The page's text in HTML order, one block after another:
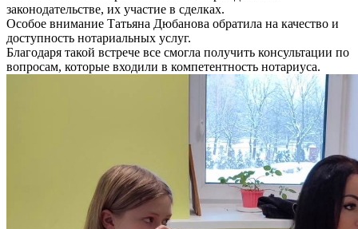
законодательстве, их участие в сделках.
Особое внимание Татьяна Дюбанова обратила на качество и
доступность нотариальных услуг.
Благодаря такой встрече все смогла получить консультации по
вопросам, которые входили в компетентность нотариуса.